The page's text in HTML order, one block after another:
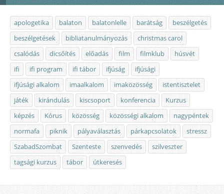
apologetika balaton balatonlelle barátság
beszélgetés
beszélgetések
bibliatanulmányozás
christmas carol
csalódás
dicsőítés előadás film filmklub
húsvét
ifi
ifi program ifi tábor ifjúság
ifjúsági
ifjúsági alkalom
imaalkalom imaközösség
istentisztelet
játék
kirándulás kiscsoport konferencia
Kurzus
képzés
Kórus közösség közösségi alkalom
nagypéntek
normafa
piknik pályaválasztás párkapcsolatok
stressz
SzabadSzombat
Szenteste szenvedés
szilveszter
tagsági kurzus
tábor útkeresés